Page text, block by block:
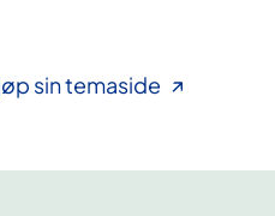
sin temaside